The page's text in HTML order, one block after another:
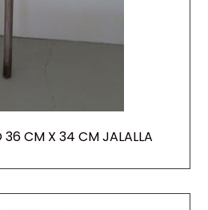
36 CM X 34 CM JALALLA